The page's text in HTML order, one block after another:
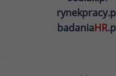
badaniaHR